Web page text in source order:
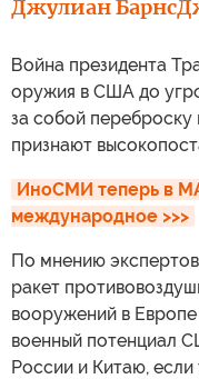
Джулиан Барнс
Война президента
оружия в США до
за собой переброску
признают
ИноСМИ теперь в
международное >>>
По мнению
ракет
вооружений в
военный потенциал
России и Китаю, если